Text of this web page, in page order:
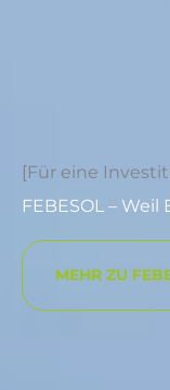
[Für eine
FEBESOL –
MEHR ZU